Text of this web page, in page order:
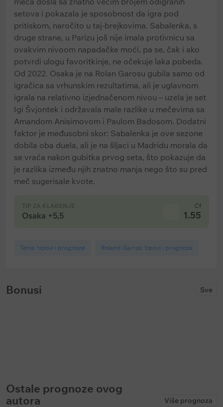
setova i pokazala je sposobnost da igra pod
pritiskom, naročito u taj-brejkovima. Sabalenka, s
druge strane, u Parizu još nije imala protivnicu sa
ovakvim nivoom napadačke moći, pa se, čak i ako
potvrdi ulogu favoritkinje, ne očekuje laka pobeda.
Od 2022. Osaka je na Rolan Garosu gubila samo od
igračica sa vrhunskim rezultatima, ali je uglavnom
igrala na relativno izjednačenom nivou – uzela je set
Igi Švjontek i održavala male razlike u mečevima sa
Amandom Anisimovom i Paulom Badosom. Dodatni
faktor je međusobni skor: Sabalenka je ove sezone
dobila oba duela, ali je na šljaci u Madridu morala da
se vraća nakon gubitka prvog seta, što pokazuje da
je razlika između njih znatno manja nego što su pred
meč sugerisale kvote.
TIP ZA KLAĐENJE
Osaka +5,5
Cf
1.55
Tenis: tipovi i prognoze Roland Garros: tipovi i prognoze
Bonusi Sve
Ostale prognoze ovog
autora
Više prognoza